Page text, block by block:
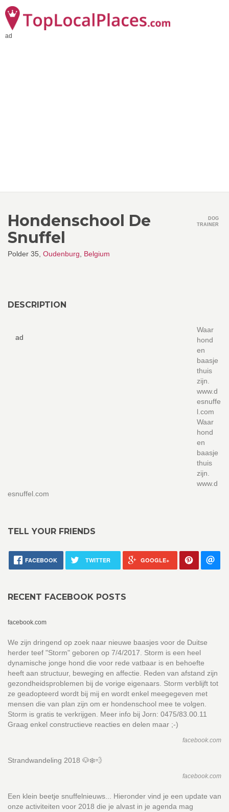
ad
Hondenschool De
Snuffel
Polder 35, Oudenburg Belgium
DOG
TRAINER
DESCRIPTION
ad
Waar
hond
en
baasje
thuis
zijn.
www.d
esnuffe
l.com
Waar
hond
en
baasje
thuis
zijn.
www.d
esnuffel.com
TELL YOUR FRIENDS
FACEBOOK TWITTER GOOGLE+
RECENT FACEBOOK POSTS
facebook.com
We zijn dringend op zoek naar nieuwe baasjes voor de Duitse
herder teef "Storm" geboren op 7/4/2017. Storm is een heel
dynamische jonge hond die voor rede vatbaar is en behoefte
heeft aan structuur, beweging en affectie. Reden van afstand zijn
gezondheidsproblemen bij de vorige eigenaars. Storm verblijft tot
ze geadopteerd wordt bij mij en wordt enkel meegegeven met
mensen die van plan zijn om er hondenschool mee te volgen.
Storm is gratis te verkrijgen. Meer info bij Jorn: 0475/83.00.11
Graag enkel constructieve reacties en delen maar ;-)
facebook.com
Strandwandeling 2018 🐶❄️💨
facebook.com
Een klein beetje snuffelnieuws... Hieronder vind je een update van
onze activiteiten voor 2018 die je alvast in je agenda mag